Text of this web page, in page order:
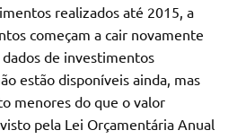
realizados até 2015, a
começam a cair novamente
de investimentos
estão disponíveis ainda, mas
menores do que o valor
pela Lei Orçamentária Anual